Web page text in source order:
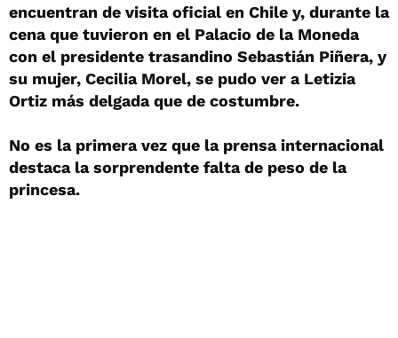
encuentran de visita oficial en Chile y, durante la
cena que tuvieron en el Palacio de la Moneda
con el presidente trasandino Sebastián Piñera, y
su mujer, Cecilia Morel, se pudo ver a Letizia
Ortiz más delgada que de costumbre.
No es la primera vez que la prensa internacional
destaca la sorprendente falta de peso de la
princesa.